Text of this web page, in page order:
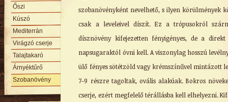
szobanövényként nevelhető, s ilyen körülmények
csak a leveleivel díszít. Ez a trópusokról
dísznövény kifejezetten fényigényes, de a direkt
napsugaraktól óvni kell. A viszonylag hosszú
ülő fényes sötétzöld vagy krémszínűvel mintázott
7-9 részre tagoltak, ovális alakúak. Bokros
cserje, ezért megfelelő térállásba kell elhelyezni.
Őszi
Kúszó
Mediterrán
Virágzó cserje
Talajtakaró
Árnyéktűrő
Szobanövény